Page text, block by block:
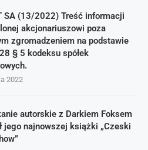
SA (13/2022) Treść informacji
akcjonariuszowi poza
zgromadzeniem na podstawie
§ 5 kodeksu spółek
2022
autorskie z Darkiem Foksem
jego najnowszej książki „Czeski